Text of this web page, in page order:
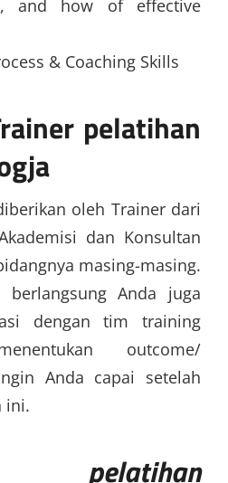
and how of effective
& Coaching Skills
pelatihan
oleh Trainer dari
dan Konsultan
masing-masing.
berlangsung Anda juga
dengan tim training
outcome/
Anda capai setelah
ini.
pelatihan